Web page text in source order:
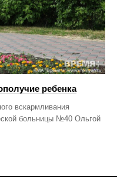
ребенка
вскармливания
больницы №40 Ольгой